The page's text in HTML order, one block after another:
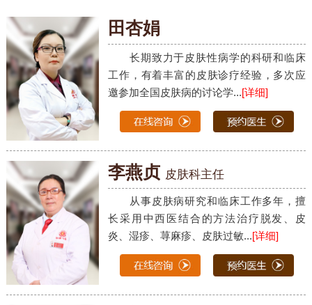
田杏娟
长期致力于皮肤性病学的科研和临床
工作，有着丰富的皮肤诊疗经验，多次应
邀参加全国皮肤病的讨论学...[详细]
李燕贞 皮肤科主任
从事皮肤病研究和临床工作多年，擅
长采用中西医结合的方法治疗脱发、皮
炎、湿疹、荨麻疹、皮肤过敏...[详细]